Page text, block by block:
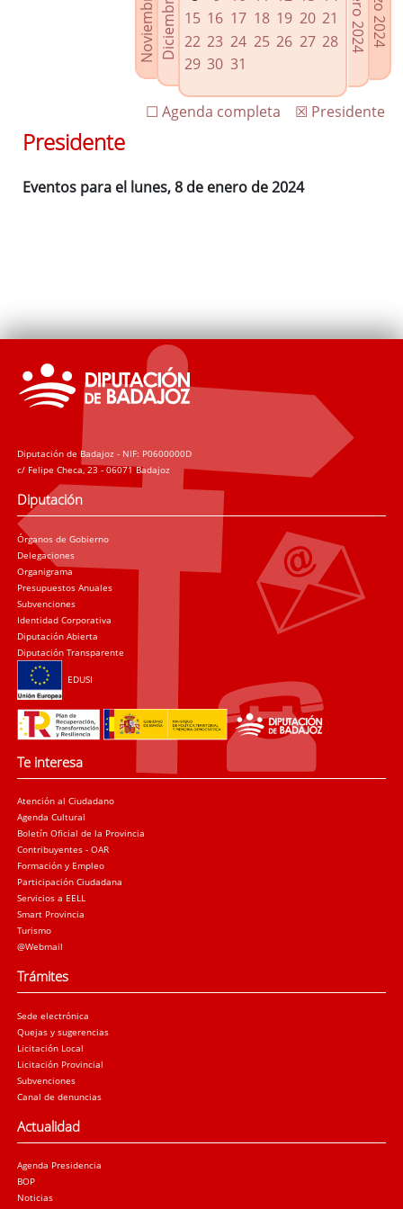
Agenda de Presidencia
Plenos provinciales y Juntas de gobierno
Oficina de Proyectos Europeos
15 16 17 18 19 20 21
22 23 24 25 26 27 28
29 30 31
☒ Presidente
☐ Agenda completa
Presidente
Eventos para el lunes, 8 de enero de 2024
Diputación de Badajoz - NIF: P0600000D
c/ Felipe Checa, 23 - 06071 Badajoz
Diputación
Órganos de Gobierno
Delegaciones
Organigrama
Presupuestos Anuales
Subvenciones
Identidad Corporativa
Diputación Abierta
Diputación Transparente
EDUSI
Te interesa
Atención al Ciudadano
Agenda Cultural
Boletín Oficial de la Provincia
Contribuyentes - OAR
Formación y Empleo
Participación Ciudadana
Servicios a EELL
Smart Provincia
Turismo
@Webmail
Trámites
Sede electrónica
Quejas y sugerencias
Licitación Local
Licitación Provincial
Subvenciones
Canal de denuncias
Actualidad
Agenda Presidencia
BOP
Noticias